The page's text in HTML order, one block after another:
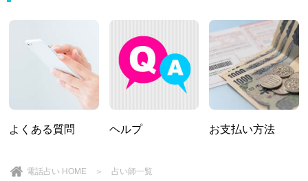
よくある質問 ヘルプ お支払い方法
電話占い HOME ＞ 占い師一覧